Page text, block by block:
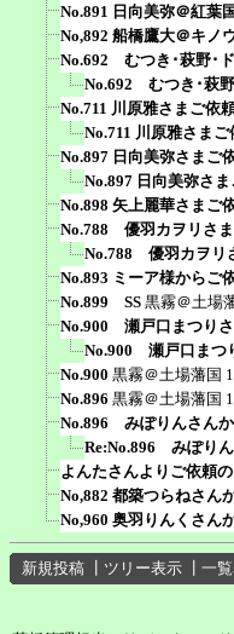
No.891 日向美弥＠紅葉
No,892 船橋鷹大＠キノ
No.692 むつき･萩野･
No.692 むつき･萩
No.711 川原雅さまご依
No.711 川原雅さま
No.897 日向美弥さまご
No.897 日向美弥さ
No.898 矢上麗華さまご
No.788 優羽カヲリさ
No.788 優羽カヲリ
No.893 ミーア様からご
No.899 SS 黒霧＠土場
No.900 瀬戸口まつり
No.900 瀬戸口まつ
No.900 黒霧＠土場藩国
No.896 黒霧＠土場藩国
No.896 みぽりんさん
Re:No.896 みぽり
よんたさんよりご依頼
No,882 都築つらねさん
No,960 奥羽りんくさん
新規投稿 ツリー表示 一